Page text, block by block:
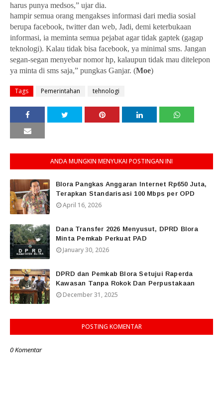
harus punya medsos,” ujar dia.
hampir semua orang mengakses informasi dari media sosial
berupa facebook, twitter dan web, Jadi, demi keterbukaan
informasi, ia meminta semua pejabat agar tidak gaptek (gagap
teknologi). Kalau tidak bisa facebook, ya minimal sms. Jangan
segan-segan menyebar nomor hp, kalaupun tidak mau ditelepon
ya minta di sms saja,” pungkas Ganjar. (Moe)
Tags Pemerintahan tehnologi
ANDA MUNGKIN MENYUKAI POSTINGAN INI
Blora Pangkas Anggaran Internet Rp650 Juta,
Terapkan Standarisasi 100 Mbps per OPD
April 16, 2026
Dana Transfer 2026 Menyusut, DPRD Blora
Minta Pemkab Perkuat PAD
January 30, 2026
DPRD dan Pemkab Blora Setujui Raperda
Kawasan Tanpa Rokok Dan Perpustakaan
December 31, 2025
POSTING KOMENTAR
0 Komentar